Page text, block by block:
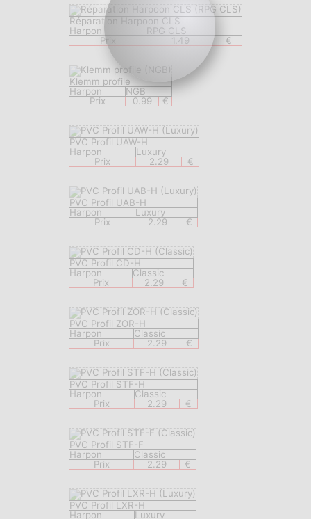
Réparation Harpoon CLS
Harpon
RPG CLS
Prix
1.49 €
Klemm profile
Harpon
NGB
Prix
0.99 €
PVC Profil UAW-H
Harpon
Luxury
Prix
2.29 €
PVC Profil UAB-H
Harpon
Luxury
Prix
2.29 €
PVC Profil CD-H
Harpon
Classic
Prix
2.29 €
PVC Profil ZOR-H
Harpon
Classic
Prix
2.29 €
PVC Profil STF-H
Harpon
Classic
Prix
2.29 €
PVC Profil STF-F
Harpon
Classic
Prix
2.29 €
PVC Profil LXR-H
Harpon
Luxury